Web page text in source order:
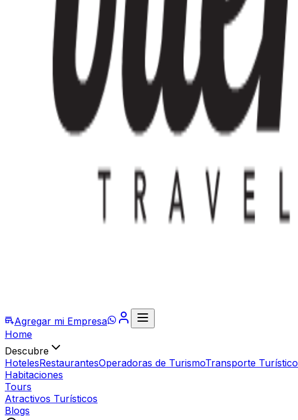
Agregar mi Empresa
Home
Descubre
HotelesRestaurantesOperadoras de TurismoTransporte Turístico
Habitaciones
Tours
Atractivos Turísticos
Blogs